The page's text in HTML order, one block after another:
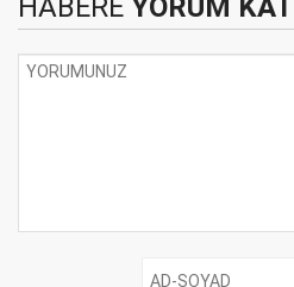
HABERE YORUM KAT